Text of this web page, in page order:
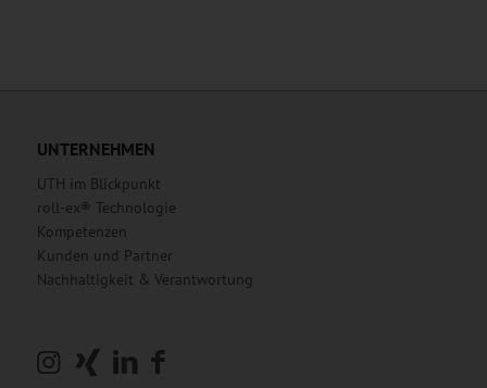
UNTERNEHMEN
UTH im Blickpunkt
roll-ex® Technologie
Kompetenzen
Kunden und Partner
Nachhaltigkeit & Verantwortung